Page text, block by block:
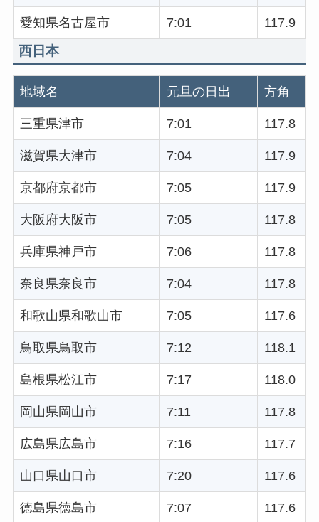
愛知県名古屋市 7:01 117.9
西日本
地域名 元旦の日出 方角
三重県津市 7:01 117.8
滋賀県大津市 7:04 117.9
京都府京都市 7:05 117.9
大阪府大阪市 7:05 117.8
兵庫県神戸市 7:06 117.8
奈良県奈良市 7:04 117.8
和歌山県和歌山市 7:05 117.6
鳥取県鳥取市 7:12 118.1
島根県松江市 7:17 118.0
岡山県岡山市 7:11 117.8
広島県広島市 7:16 117.7
山口県山口市 7:20 117.6
徳島県徳島市 7:07 117.6